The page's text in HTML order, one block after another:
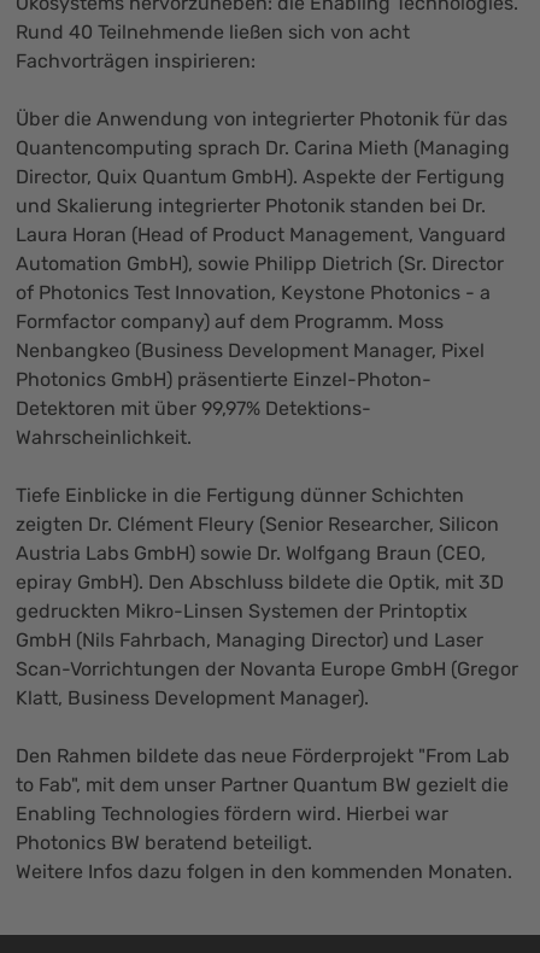
Rund 40 Teilnehmende ließen sich von acht
Fachvorträgen inspirieren:
Über die Anwendung von integrierter Photonik für das
Quantencomputing sprach Dr. Carina Mieth (Managing
Director, Quix Quantum GmbH). Aspekte der Fertigung
und Skalierung integrierter Photonik standen bei Dr.
Laura Horan (Head of Product Management, Vanguard
Automation GmbH), sowie Philipp Dietrich (Sr. Director
of Photonics Test Innovation, Keystone Photonics - a
Formfactor company) auf dem Programm. Moss
Nenbangkeo (Business Development Manager, Pixel
Photonics GmbH) präsentierte Einzel-Photon-
Detektoren mit über 99,97% Detektions-
Wahrscheinlichkeit.
Tiefe Einblicke in die Fertigung dünner Schichten
zeigten Dr. Clément Fleury (Senior Researcher, Silicon
Austria Labs GmbH) sowie Dr. Wolfgang Braun (CEO,
epiray GmbH). Den Abschluss bildete die Optik, mit 3D
gedruckten Mikro-Linsen Systemen der Printoptix
GmbH (Nils Fahrbach, Managing Director) und Laser
Scan-Vorrichtungen der Novanta Europe GmbH (Gregor
Klatt, Business Development Manager).
Den Rahmen bildete das neue Förderprojekt "From Lab
to Fab", mit dem unser Partner Quantum BW gezielt die
Enabling Technologies fördern wird. Hierbei war
Photonics BW beratend beteiligt.
Weitere Infos dazu folgen in den kommenden Monaten.